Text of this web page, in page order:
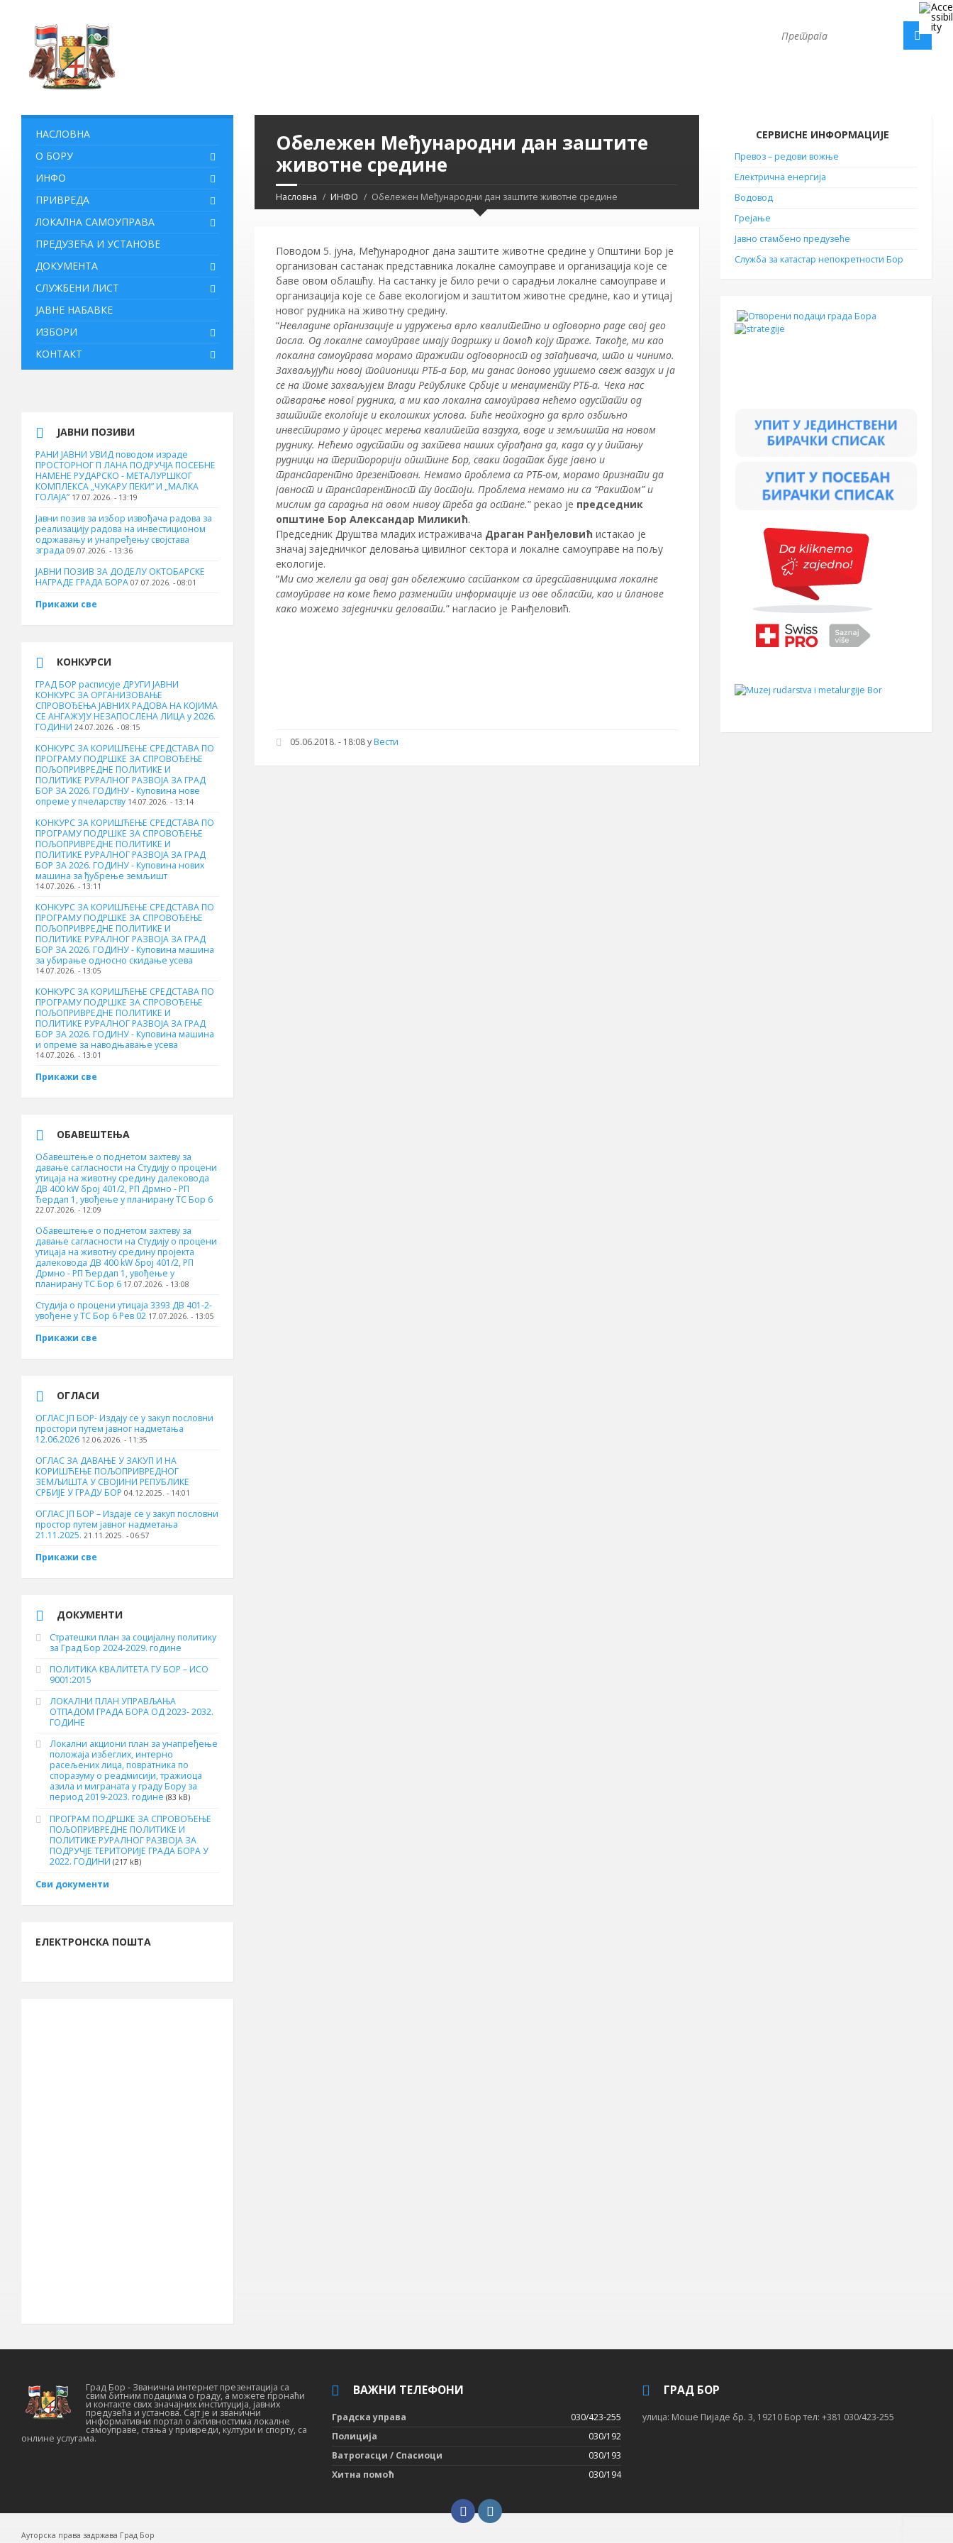
Обележен Међународни дан заштите
животне средине
Насловна ИНФО Обележен Међународни дан заштите животне средине
Поводом 5. јуна, Међународног дана заштите животне средине у Општини Бор је
организован састанак представника локалне самоуправе и организација које се
баве овом облашћу. На састанку је било речи о сарадњи локалне самоуправе и
организација које се баве екологијом и заштитом животне средине, као и утицај
новог рудника на животну средину.
“Невладине организације и удружења врло квалитетно и одговорно раде свој део
посла. Од локалне самоуправе имају подршку и помоћ коју траже. Такође, ми као
локална самоуправа морамо тражити одговорност од загађивача, што и чинимо.
Захваљујући новој топионици РТБ-а Бор, ми данас поново удишемо свеж ваздух и ја
се на томе захваљујем Влади Републике Србије и менаџменту РТБ-а. Чека нас
отварање новог рудника, а ми као локална самоуправа нећемо одустати од
заштите екологије и еколошких услова. Биће неопходно да врло озбиљно
инвестирамо у процес мерења квалитета ваздуха, воде и земљишта на новом
руднику. Нећемо одустати од захтева наших суграђана да, када су у питању
рудници на територорији општине Бор, сваки податак буде јавно и
транспарентно презентован. Немамо проблема са РТБ-ом, морамо признати да
јавност и транспарентност ту постоји. Проблема немамо ни са “Ракитом” и
мислим да сарадња на овом нивоу треба да остане.” рекао је председник
општине Бор Александар Миликић.
Председник Друштва младих истраживача Драган Ранђеловић истакао је
значај заједничког деловања цивилног сектора и локалне самоуправе на пољу
екологије.
“Ми смо желели да овај дан обележимо састанком са представницима локалне
самоуправе на коме ћемо разменити информације из ове области, као и планове
како можемо заједнички деловати.” нагласио је Ранђеловић.
05.06.2018. - 18:08 уВести
НАСЛОВНА
О БОРУ
ИНФО
ПРИВРЕДА
ЛОКАЛНА САМОУПРАВА
ПРЕДУЗЕЋА И УСТАНОВЕ
ДОКУМЕНТА
СЛУЖБЕНИ ЛИСТ
ЈАВНЕ НАБАВКЕ
ИЗБОРИ
КОНТАКТ
ЈАВНИ ПОЗИВИ
РАНИ ЈАВНИ УВИД поводом израде
ПРОСТОРНОГ П ЛАНА ПОДРУЧЈА ПОСЕБНЕ
НАМЕНЕ РУДАРСКО - МЕТАЛУРШКОГ
КОМПЛЕКСА „ЧУКАРУ ПЕКИ” И „МАЛКА
ГОЛАЈА” 17.07.2026. - 13:19
Јавни позив за избор извођача радова за
реализацију радова на инвестиционом
одржавању и унапређењу својстава
зграда 09.07.2026. - 13:36
ЈАВНИ ПОЗИВ ЗА ДОДЕЛУ ОКТOБАРСКЕ
НАГРАДЕ ГРАДА БОРА 07.07.2026. - 08:01
Прикажи све
КОНКУРСИ
ГРАД БОР расписује ДРУГИ ЈАВНИ
КОНКУРС ЗА ОРГАНИЗОВАЊЕ
СПРОВОЂЕЊА ЈАВНИХ РАДОВА НА КОЈИМА
СЕ АНГАЖУЈУ НЕЗАПОСЛЕНА ЛИЦА у 2026.
ГОДИНИ 24.07.2026. - 08:15
КОНКУРС ЗА КОРИШЋЕЊЕ СРЕДСТАВА ПО
ПРОГРАМУ ПОДРШКЕ ЗА СПРОВОЂЕЊЕ
ПОЉОПРИВРЕДНЕ ПОЛИТИКЕ И
ПОЛИТИКЕ РУРАЛНОГ РАЗВОЈА ЗА ГРАД
БОР ЗА 2026. ГОДИНУ - Куповина нове
опреме у пчеларству 14.07.2026. - 13:14
КОНКУРС ЗА КОРИШЋЕЊЕ СРЕДСТАВА ПО
ПРОГРАМУ ПОДРШКЕ ЗА СПРОВОЂЕЊЕ
ПОЉОПРИВРЕДНЕ ПОЛИТИКЕ И
ПОЛИТИКЕ РУРАЛНОГ РАЗВОЈА ЗА ГРАД
БОР ЗА 2026. ГОДИНУ - Куповина нових
машина за ђубрење земљишт
14.07.2026. - 13:11
КОНКУРС ЗА КОРИШЋЕЊЕ СРЕДСТАВА ПО
ПРОГРАМУ ПОДРШКЕ ЗА СПРОВОЂЕЊЕ
ПОЉОПРИВРЕДНЕ ПОЛИТИКЕ И
ПОЛИТИКЕ РУРАЛНОГ РАЗВОЈА ЗА ГРАД
БОР ЗА 2026. ГОДИНУ - Куповинa машина
за убирање односно скидање усева
14.07.2026. - 13:05
КОНКУРС ЗА КОРИШЋЕЊЕ СРЕДСТАВА ПО
ПРОГРАМУ ПОДРШКЕ ЗА СПРОВОЂЕЊЕ
ПОЉОПРИВРЕДНЕ ПОЛИТИКЕ И
ПОЛИТИКЕ РУРАЛНОГ РАЗВОЈА ЗА ГРАД
БОР ЗА 2026. ГОДИНУ - Куповина машина
и опреме за наводњавање усева
14.07.2026. - 13:01
Прикажи све
ОБАВЕШТЕЊА
Обавештење о поднетом захтеву за
давање сагласности на Студију о процени
утицаја на животну средину далековода
ДВ 400 kW број 401/2, РП Дрмно - РП
Ђердап 1, увођење у планирану ТС Бор 6
22.07.2026. - 12:09
Обавештење о поднетом захтеву за
давање сагласности на Студију о процени
утицаја на животну средину пројекта
далековода ДВ 400 kW број 401/2, РП
Дрмно - РП Ђердап 1, увођење у
планирану ТС Бор 6 17.07.2026. - 13:08
Студија о процени утицаја 3393 ДВ 401-2-
увођене у ТС Бор 6 Рев 02 17.07.2026. - 13:05
Прикажи све
ОГЛАСИ
ОГЛАС ЈП БОР- Издају се у закуп пословни
простори путем јавног надметања
12.06.2026 12.06.2026. - 11:35
ОГЛАС ЗА ДАВАЊЕ У ЗАКУП И НА
КОРИШЋЕЊЕ ПОЉОПРИВРЕДНОГ
ЗЕМЉИШТА У СВОЈИНИ РЕПУБЛИКЕ
СРБИЈЕ У ГРАДУ БОР 04.12.2025. - 14:01
ОГЛАС ЈП БОР – Издаје се у закуп пословни
простор путем јавног надметања
21.11.2025. 21.11.2025. - 06:57
Прикажи све
ДОКУМЕНТИ
Стратешки план за социјалну политику
за Град Бор 2024-2029. године
ПОЛИТИКА КВАЛИТЕТА ГУ БОР – ИСО
9001:2015
ЛОКАЛНИ ПЛАН УПРАВЉАЊА
ОТПАДОМ ГРАДА БОРА ОД 2023- 2032.
ГОДИНЕ
Локални акциони план за унапређење
положаја избеглих, интерно
расељених лица, повратника по
споразуму о реадмисији, тражиоца
азила и миграната у граду Бору за
период 2019-2023. године (83 kB)
ПРОГРАМ ПОДРШКЕ ЗА СПРОВОЂЕЊЕ
ПОЉОПРИВРЕДНЕ ПОЛИТИКЕ И
ПОЛИТИКЕ РУРАЛНОГ РАЗВОЈА ЗА
ПОДРУЧЈЕ ТЕРИТОРИЈЕ ГРАДА БОРА У
2022. ГОДИНИ (217 kB)
Сви документи
ЕЛЕКТРОНСКА ПОШТА
СЕРВИСНЕ ИНФОРМАЦИЈЕ
Превоз – редови вожње
Електрична енергија
Водовод
Грејање
Јавно стамбено предузеће
Служба за катастар непокретности Бор
Град Бор - Званична интернет презентација са
свим битним подацима о граду, а можете пронаћи
и контакте свих значајних институција, јавних
предузећа и установа. Сајт је и званични
информативни портал о активностима локалне
самоуправе, стања у привреди, култури и спорту, са
онлине услугама.
ВАЖНИ ТЕЛЕФОНИ
Градска управа
030/423-255
Полиција
030/192
Ватрогасци / Спасиоци
030/193
Хитна помоћ
030/194
ГРАД БОР
улица: Моше Пијаде бр. 3, 19210 Бор тел: +381 030/423-255
Ауторска права задржава Град Бор